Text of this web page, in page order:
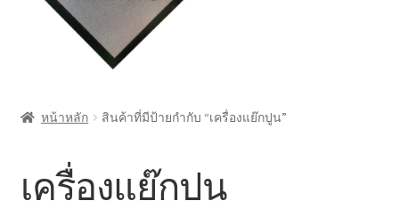
My account
หน้าหลัก สินค้าที่มีป้ายกำกับ “เครื่องแย๊กปูน”
เครื่องแย๊กปูน